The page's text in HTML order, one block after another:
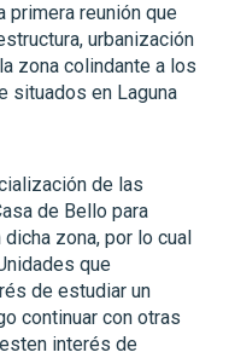
primera reunión que
urbanización
zona colindante a los
situados en Laguna
de las
de Bello para
zona, por lo cual
que
de estudiar un
continuar con otras
interés de